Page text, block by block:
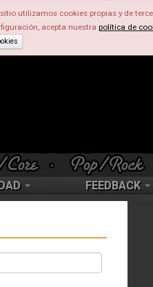
utilizamos cookies propias y de
acepta nuestra política de
FEEDBACK